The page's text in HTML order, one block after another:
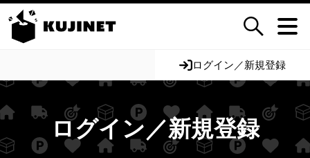
ログイン／新規登録
ログイン／新規登録